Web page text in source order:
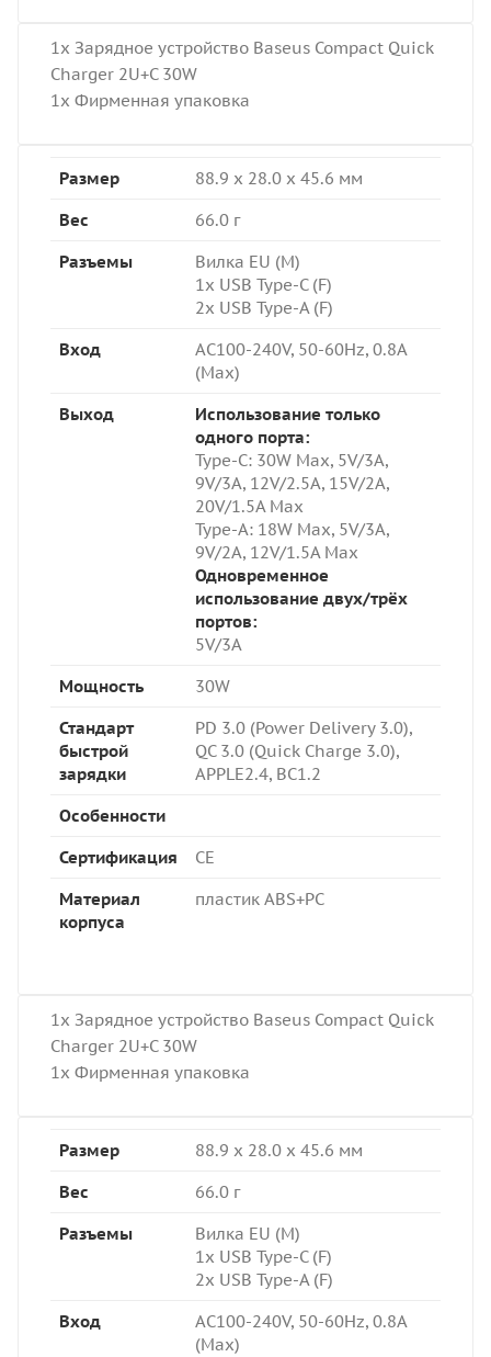
1x Зарядное устройство Baseus Compact Quick
Charger 2U+C 30W
1x Фирменная упаковка
Размер
88.9 x 28.0 x 45.6 мм
Вес
66.0 г
Разъемы
Вилка EU (M)
1x USB Type-C (F)
2x USB Type-A (F)
Вход
AC100-240V, 50-60Hz, 0.8A
(Max)
Выход
Использование только
одного порта:
Type-C: 30W Max, 5V/3A,
9V/3A, 12V/2.5A, 15V/2A,
20V/1.5A Max
Type-A: 18W Max, 5V/3A,
9V/2A, 12V/1.5A Max
Одновременное
использование двух/трёх
портов:
5V/3A
Мощность
30W
Стандарт
быстрой
зарядки
PD 3.0 (Power Delivery 3.0),
QC 3.0 (Quick Charge 3.0),
APPLE2.4, BC1.2
Особенности
Сертификация
CE
Материал
корпуса
пластик ABS+PC
1x Зарядное устройство Baseus Compact Quick
Charger 2U+C 30W
1x Фирменная упаковка
Размер
88.9 x 28.0 x 45.6 мм
Вес
66.0 г
Разъемы
Вилка EU (M)
1x USB Type-C (F)
2x USB Type-A (F)
Вход
AC100-240V, 50-60Hz, 0.8A
(Max)